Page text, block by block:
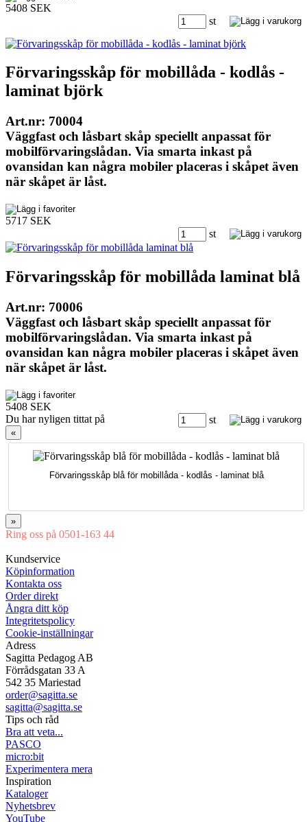
5408 SEK
st
Förvaringsskåp för mobillåda - kodlås -
laminat björk
Art.nr: 70004
Väggfast och låsbart skåp speciellt anpassat för
mobilförvaringslådan. Via smarta inkast på
ovansidan kan några mobiler placeras i skåpet även
när skåpet är låst.
5717 SEK
st
Förvaringsskåp för mobillåda laminat blå
Art.nr: 70006
Väggfast och låsbart skåp speciellt anpassat för
mobilförvaringslådan. Via smarta inkast på
ovansidan kan några mobiler placeras i skåpet även
när skåpet är låst.
5408 SEK
st
Du har nyligen tittat på
«
Förvaringsskåp blå för mobillåda - kodlås - laminat blå
»
Ring oss på 0501-163 44
Kundservice
Köpinformation
Kontakta oss
Order direkt
Ångra ditt köp
Integritetspolicy
Cookie-inställningar
Adress
Sagitta Pedagog AB
Förrådsgatan 33 A
542 35 Mariestad
order@sagitta.se
sagitta@sagitta.se
Tips och råd
Bra att veta...
PASCO
micro:bit
Experimentera mera
Inspiration
Kataloger
Nyhetsbrev
YouTube